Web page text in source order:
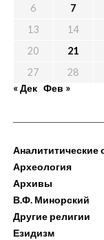
6
7
13
14
20
21
27
28
« Дек Фев »
Аналититические
Археология
Архивы
В.Ф. Минорский
Другие религии
Езидизм